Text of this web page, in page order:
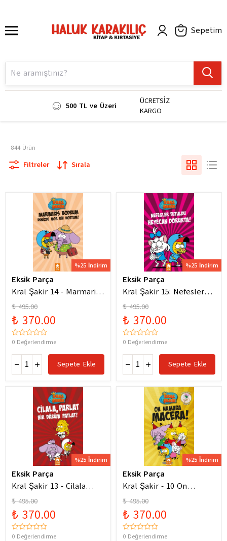
Sepetim
500 TL ve Üzeri
ÜCRETSİZ
KARGO
844 Ürün
Filtreler Sırala
%25 İndirim
Eksik Parça
Kral Şakir 14 - Marmaris
Bodrum Denizde Mor Bir
Hortum
₺ 495.00
₺ 370.00
0 Değerlendirme
Sepete Ekle
%25 İndirim
Eksik Parça
Kral Şakir 15: Nefesler
Tutuldu Heyecan Dorukta
₺ 495.00
₺ 370.00
0 Değerlendirme
Sepete Ekle
%25 İndirim
Eksik Parça
Kral Şakir 13 - Cilala
Parlat Bir Dürüm Patlat!
₺ 495.00
₺ 370.00
0 Değerlendirme
%25 İndirim
Eksik Parça
Kral Şakir - 10 On
Numara Macera Ciltli
₺ 495.00
₺ 370.00
0 Değerlendirme